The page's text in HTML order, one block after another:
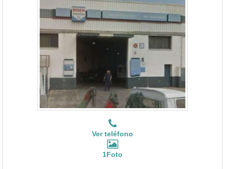
Ver teléfono
1Foto